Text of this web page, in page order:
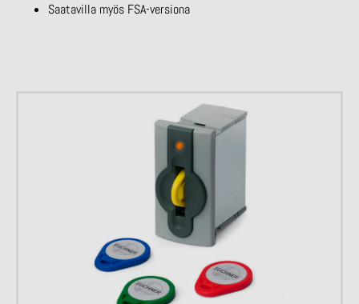
Saatavilla myös FSA-versiona